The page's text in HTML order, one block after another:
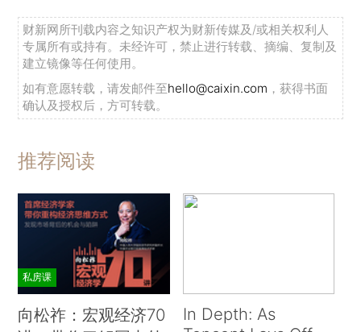
财新网所刊载内容之知识产权为财新传媒及/或相关权利人
专属所有或持有。未经许可，禁止进行转载、摘编、复制及
建立镜像等任何使用。
如有意愿转载，请发邮件至hello@caixin.com ，获得书面
确认及授权后，方可转载。
推荐阅读
私房课
向松祚：宏观经济70
In Depth: As